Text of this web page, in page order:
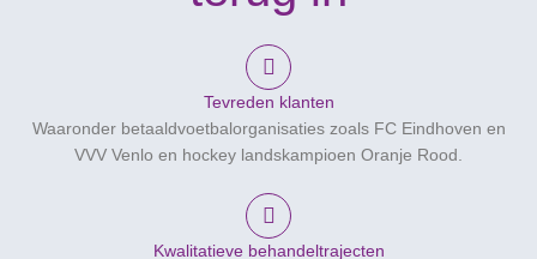
Tevreden klanten
Waaronder betaaldvoetbalorganisaties zoals FC Eindhoven en
VVV Venlo en hockey landskampioen Oranje Rood.
Kwalitatieve behandeltrajecten